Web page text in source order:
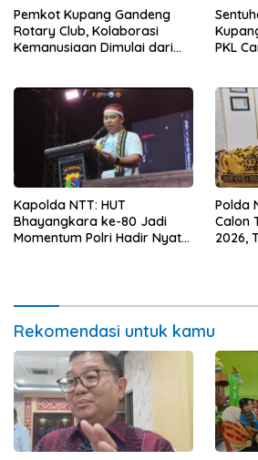
Pemkot Kupang Gandeng
Rotary Club, Kolaborasi
Kemanusiaan Dimulai dari
PKL
Kapolda NTT: HUT
Bhayangkara ke-80 Jadi
Momentum Polri Hadir Nyata
Polda
Calon
2026,
Rekomendasi untuk kamu